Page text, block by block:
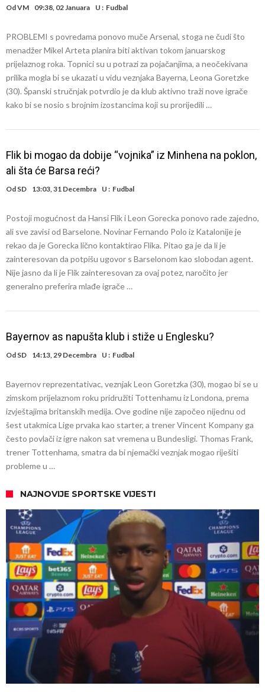
OdVM 09:38, 02 Januara U : Fudbal
PROBLEMI s povredama ponovo muče Arsenal, stoga ne čudi što
menadžer Mikel Arteta planira biti aktivan tokom januarskog
prijelaznog roka. Topnici su u potrazi za pojačanjima, a neočekivana
prilika mogla bi se ukazati u vidu veznjaka Bayerna, Leona Goretzke
(30). Španski stručnjak potvrdio je da klub aktivno traži nove igrače
kako bi se nosio s brojnim izostancima koji su prorijedili …
Flik bi mogao da dobije “vojnika” iz Minhena na poklon,
ali šta će Barsa reći?
Od SD 13:03, 31 Decembra U : Fudbal
Postoji mogućnost da Hansi Flik i Leon Gorecka ponovo rade zajedno,
ali sve zavisi od Barselone. Novinar Fernando Polo iz Katalonije je
rekao da je Gorecka lično kontaktirao Flika. Pitao ga je da li je
zainteresovan da potpišu ugovor s Barselonom kao slobodan agent.
Nije jasno da li je Flik zainteresovan za ovaj potez, naročito jer
generalno preferira mlađe igrače …
Bayernov as napušta klub i stiže u Englesku?
Od SD 14:13, 29 Decembra U : Fudbal
Bayernov reprezentativac, veznjak Leon Goretzka (30), mogao bi se u
zimskom prijelaznom roku pridružiti Tottenhamu iz Londona, prema
izvještajima britanskih medija. Ove godine nije započeo nijednu od
šest utakmica Lige prvaka kao starter, a trener Vincent Kompany ga
često povlači iz igre nakon sat vremena u Bundesligi. Thomas Frank,
trener Tottenhama, smatra da bi njemački veznjak mogao riješiti
probleme u …
NAJNOVIJE SPORTSKE VIJESTI